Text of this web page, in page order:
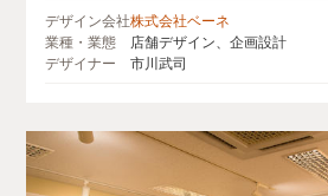
デザイン会社株式会社ベーネ
業種・業態
店舗デザイン、企画設計
デザイナー
市川武司